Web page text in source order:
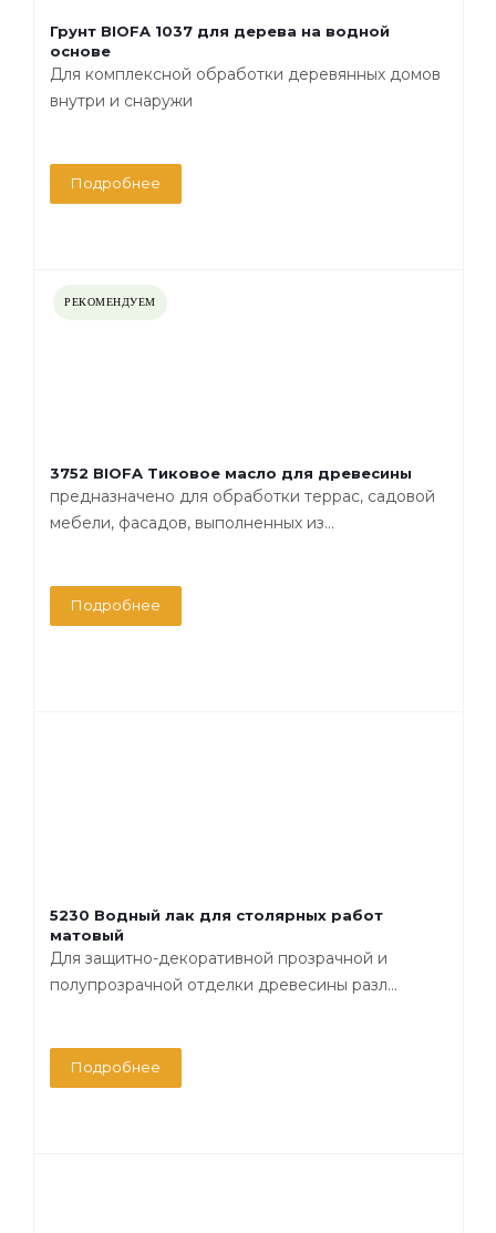
Грунт BIOFA 1037 для дерева на водной
основе
Для комплексной обработки деревянных домов
внутри и снаружи
Подробнее
РЕКОМЕНДУЕМ
3752 BIOFA Тиковое масло для древесины
предназначено для обработки террас, садовой
мебели, фасадов, выполненных из...
Подробнее
5230 Водный лак для столярных работ
матовый
Для защитно-декоративной прозрачной и
полупрозрачной отделки древесины разл...
Подробнее